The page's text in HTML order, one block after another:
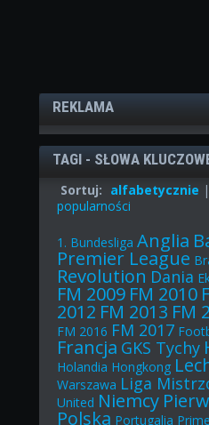
REKLAMA
TAGI - SŁOWA
Sortuj: alfabetycznie |
popularności
1. Bundesliga Anglia
Premier League
Revolution Dania
FM 2009 FM 2010
2012 FM 2013 FM
FM 2016 FM 2017
Francja GKS Tychy
Holandia Hongkong
Warszawa Liga
United Niemcy
Polska Portugalia